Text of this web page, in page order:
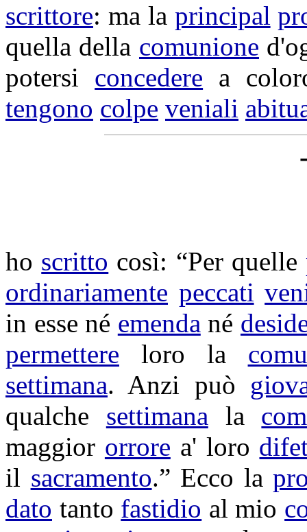
scrittore: ma la principal
quella della comunione
potersi concedere a
tengono colpe veniali
ho scritto così: “Per quelle
ordinariamente peccati
in esse né emenda né
permettere loro la
settimana. Anzi può
qualche settimana la
maggior orrore a' loro
il sacramento.” Ecco la
dato tanto fastidio al mio